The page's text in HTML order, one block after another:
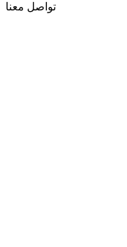
تواصل معنا